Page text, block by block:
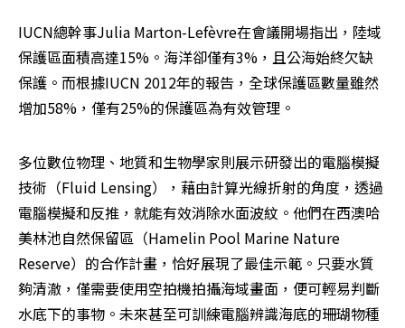
IUCN總幹事Julia Marton-Lefèvre在會議開場指出，陸域
保護區面積高達15%。海洋卻僅有3%，且公海始終欠缺
保護。而根據IUCN 2012年的報告，全球保護區數量雖然
增加58%，僅有25%的保護區為有效管理。
多位數位物理、地質和生物學家則展示研發出的電腦模擬
技術（Fluid Lensing），藉由計算光線折射的角度，透過
電腦模擬和反推，就能有效消除水面波紋。他們在西澳哈
美林池自然保留區（Hamelin Pool Marine Nature
Reserve）的合作計畫，恰好展現了最佳示範。只要水質
夠清澈，僅需要使用空拍機拍攝海域畫面，便可輕易判斷
水底下的事物。未來甚至可訓練電腦辨識海底的珊瑚物種